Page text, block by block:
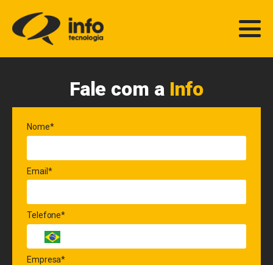
Fale com a Info
Nome*
Email*
Telefone*
Empresa*